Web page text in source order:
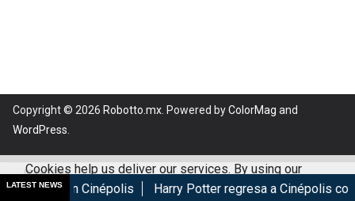
Copyright © 2026 Robotto.mx . Powered byColorMag and
WordPress
LATEST NEWS
estrena en Cinépolis Harry Potter regresa a Cinépolis con
Cookies help us deliver our services. By using our
services, you agree to our use of cookies.
Got it